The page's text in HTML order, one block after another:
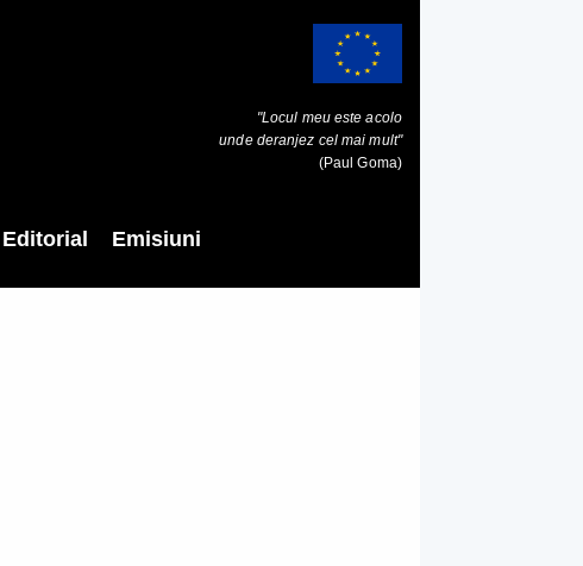
"Locul meu este acolo
unde deranjez cel mai mult"
(Paul Goma)
Editorial Emisiuni